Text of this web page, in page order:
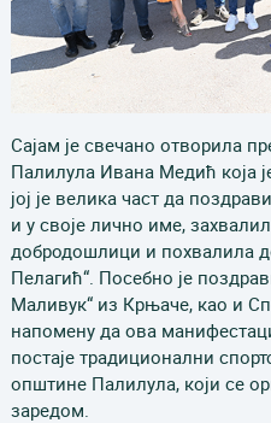
Сајам је свечано отворила
Палилула Ивана Медић која
јој је велика част да
и у своје лично име,
добродошлици и похвалила
Пелагић“. Посебно је
Маливук“ из Крњаче, као и
напомену да ова
постаје традиционални
општине Палилула, који се
заредом.